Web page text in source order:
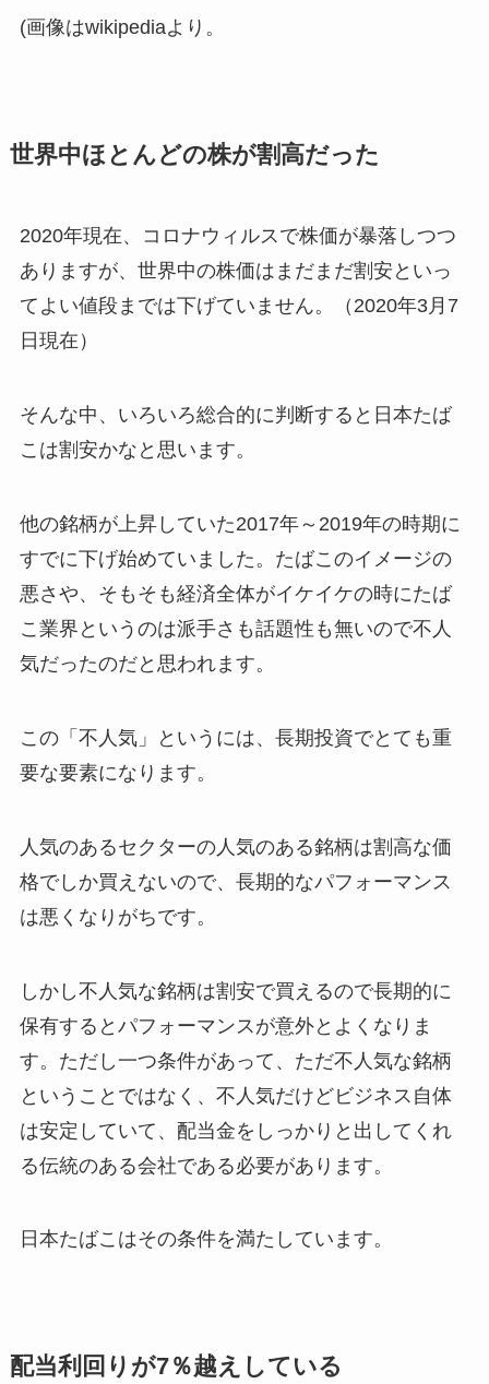
(画像はwikipediaより。
世界中ほとんどの株が割高だった
2020年現在、コロナウィルスで株価が暴落しつつ
ありますが、世界中の株価はまだまだ割安といっ
てよい値段までは下げていません。（2020年3月7
日現在）
そんな中、いろいろ総合的に判断すると日本たば
こは割安かなと思います。
他の銘柄が上昇していた2017年～2019年の時期に
すでに下げ始めていました。たばこのイメージの
悪さや、そもそも経済全体がイケイケの時にたば
こ業界というのは派手さも話題性も無いので不人
気だったのだと思われます。
この「不人気」というには、長期投資でとても重
要な要素になります。
人気のあるセクターの人気のある銘柄は割高な価
格でしか買えないので、長期的なパフォーマンス
は悪くなりがちです。
しかし不人気な銘柄は割安で買えるので長期的に
保有するとパフォーマンスが意外とよくなりま
す。ただし一つ条件があって、ただ不人気な銘柄
ということではなく、不人気だけどビジネス自体
は安定していて、配当金をしっかりと出してくれ
る伝統のある会社である必要があります。
日本たばこはその条件を満たしています。
配当利回りが7％越えしている